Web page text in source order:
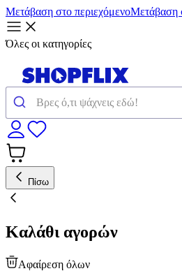
Μετάβαση στο περιεχόμενοΜετάβαση
Όλες οι κατηγορίες
Πίσω
Καλάθι αγορών
Αφαίρεση όλων